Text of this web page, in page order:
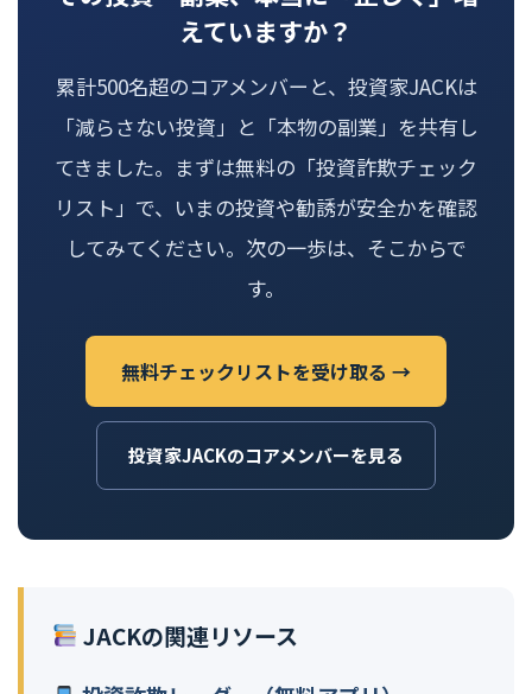
えていますか？
累計500名超のコアメンバーと、投資家JACKは
「減らさない投資」と「本物の副業」を共有し
てきました。まずは無料の「投資詐欺チェック
リスト」で、いまの投資や勧誘が安全かを確認
してみてください。次の一歩は、そこからで
す。
無料チェックリストを受け取る →
投資家JACKのコアメンバーを見る
JACKの関連リソース